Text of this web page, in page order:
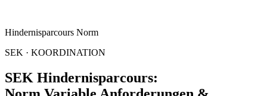
Hindernisparcours Norm
SEK · KOORDINATION
SEK Hindernisparcours: